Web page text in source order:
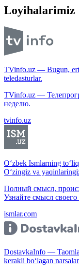
Loyihalarimiz
TVinfo.uz — Bugun,
teledasturlar.
TVinfo.uz —
неделю.
tvinfo.uz
O‘zbek Ismlarning
O‘zingiz va
Полный смысл,
Узнайте смысл
ismlar.com
DostavkaInfo —
kerakli bo‘lagan